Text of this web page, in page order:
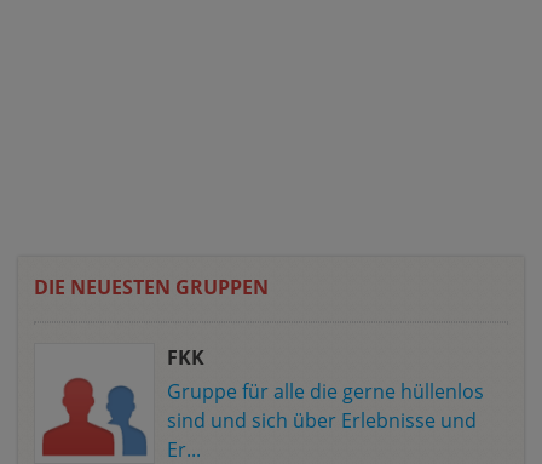
DIE NEUESTEN GRUPPEN
FKK
Gruppe für alle die gerne hüllenlos
sind und sich über Erlebnisse und
Er...